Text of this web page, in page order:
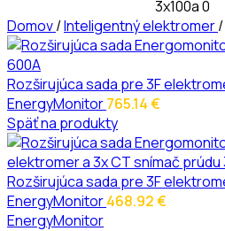
Domov/Inteligentný elektromer/
Rozširujúca sada pre 3F
EnergyMonitor765.14€
Späť na produkty
Rozširujúca sada pre 3F
EnergyMonitor468.92€
EnergyMonitor